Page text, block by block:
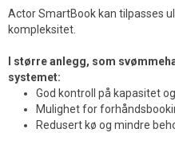
Actor SmartBook kan tilpasses
kompleksitet.
I større anlegg, som
systemet:
God kontroll på kapasitet
Mulighet for
Redusert kø og mindre